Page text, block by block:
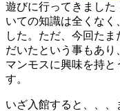
遊びに行ってきまし
いての知識は全くな
した。ただ、今回た
だいたという事もあ
マンモスに興味を持と
す。
いざ入館すると、、、